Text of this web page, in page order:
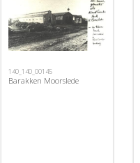
140_140_00145
Barakken Moorslede